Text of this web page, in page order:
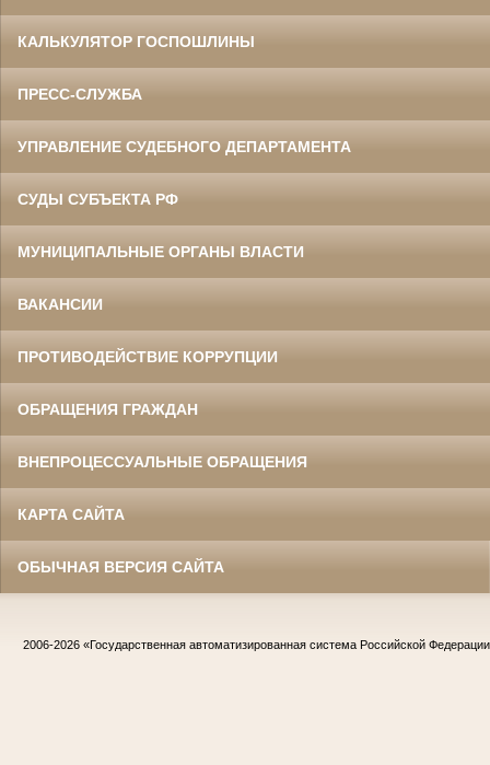
КАЛЬКУЛЯТОР ГОСПОШЛИНЫ
ПРЕСС-СЛУЖБА
УПРАВЛЕНИЕ СУДЕБНОГО ДЕПАРТАМЕНТА
СУДЫ СУБЪЕКТА РФ
МУНИЦИПАЛЬНЫЕ ОРГАНЫ ВЛАСТИ
ВАКАНСИИ
ПРОТИВОДЕЙСТВИЕ КОРРУПЦИИ
ОБРАЩЕНИЯ ГРАЖДАН
ВНЕПРОЦЕССУАЛЬНЫЕ ОБРАЩЕНИЯ
КАРТА САЙТА
ОБЫЧНАЯ ВЕРСИЯ САЙТА
2006-2026 «Государственная автоматизированная система Российской